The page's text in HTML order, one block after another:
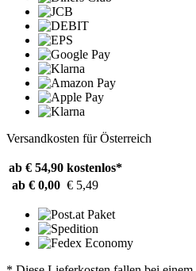
Versandkosten für Österreich
ab € 54,90 kostenlos*
ab € 0,00 € 5,49